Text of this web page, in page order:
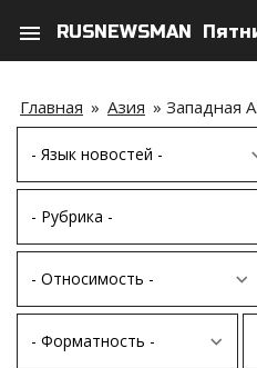
menu RUSNEWSMAN
Главная » Азия » Западная